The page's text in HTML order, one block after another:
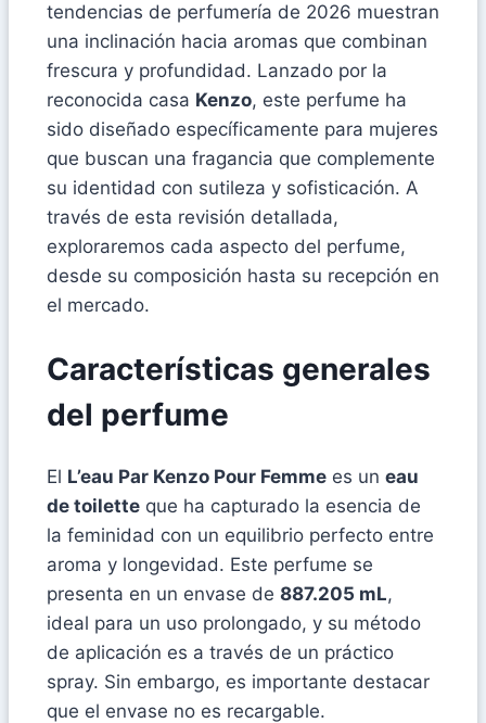
tendencias de perfumería de 2026 muestran
una inclinación hacia aromas que combinan
frescura y profundidad. Lanzado por la
reconocida casa Kenzo, este perfume ha
sido diseñado específicamente para mujeres
que buscan una fragancia que complemente
su identidad con sutileza y sofisticación. A
través de esta revisión detallada,
exploraremos cada aspecto del perfume,
desde su composición hasta su recepción en
el mercado.
Características generales
del perfume
El L’eau Par Kenzo Pour Femme es un eau
de toilette que ha capturado la esencia de
la feminidad con un equilibrio perfecto entre
aroma y longevidad. Este perfume se
presenta en un envase de 887.205 mL,
ideal para un uso prolongado, y su método
de aplicación es a través de un práctico
spray. Sin embargo, es importante destacar
que el envase no es recargable.